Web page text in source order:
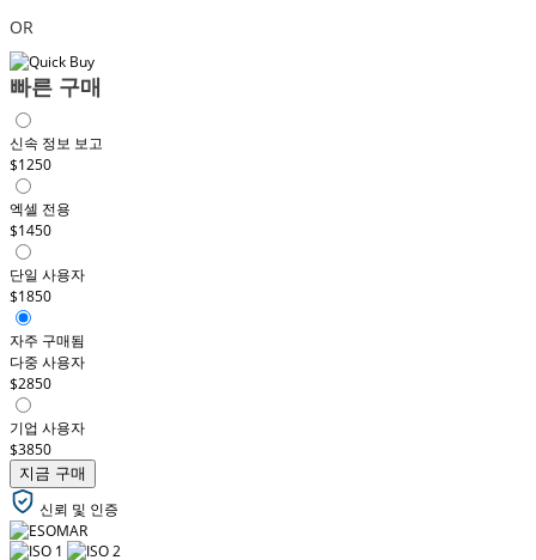
OR
빠른 구매
신속 정보 보고
$1250
엑셀 전용
$1450
단일 사용자
$1850
자주 구매됨
다중 사용자
$2850
기업 사용자
$3850
지금 구매
신뢰 및 인증